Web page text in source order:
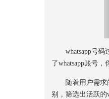
whatsapp号码过
了whatsapp账号
随着用户需求的
别，筛选出活跃的